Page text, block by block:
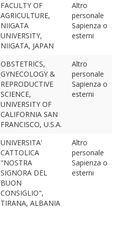
FACULTY OF
AGRICULTURE,
NIIGATA
UNIVERSITY,
NIIGATA, JAPAN
Altro
personale
Sapienza o
esterni
OBSTETRICS,
GYNECOLOGY &
REPRODUCTIVE
SCIENCE,
UNIVERSITY OF
CALIFORNIA SAN
FRANCISCO, U.S.A.
Altro
personale
Sapienza o
esterni
UNIVERSITA'
CATTOLICA
"NOSTRA
SIGNORA DEL
BUON
CONSIGLIO",
TIRANA, ALBANIA
Altro
personale
Sapienza o
esterni